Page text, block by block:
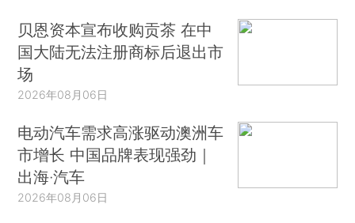
贝恩资本宣布收购贡茶 在中
国大陆无法注册商标后退出市
场
2026年08月06日
电动汽车需求高涨驱动澳洲车
市增长 中国品牌表现强劲｜
出海·汽车
2026年08月06日